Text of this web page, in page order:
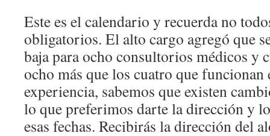
Este es el calendario y recuerda no
obligatorios. El alto cargo agregó que
baja para ocho consultorios médicos y
ocho más que los cuatro que funcionan
experiencia, sabemos que existen
lo que preferimos darte la dirección y
esas fechas. Recibirás la dirección del